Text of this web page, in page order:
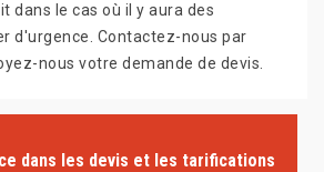
dans le cas où il y aura des
d'urgence. Contactez-nous par
nous votre demande de devis.
dans les devis et les tarifications